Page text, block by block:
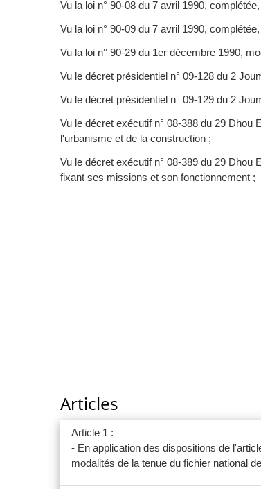
Vu la loi n° 90-08 du 7 avril 1990,
Vu la loi n° 90-09 du 7 avril 1990,
Vu la loi n° 90-29 du 1er décembre 1990,
Vu le décret présidentiel n° 09-128 du 2
Vu le décret présidentiel n° 09-129 du 2
Vu le décret exécutif n° 08-388 du 29
l'urbanisme et de la construction ;
Vu le décret exécutif n° 08-389 du 29 Dhou
fixant ses missions et son fonctionnement ;
Articles
Article 1 :
- En application des dispositions de
modalités de la tenue du fichier national